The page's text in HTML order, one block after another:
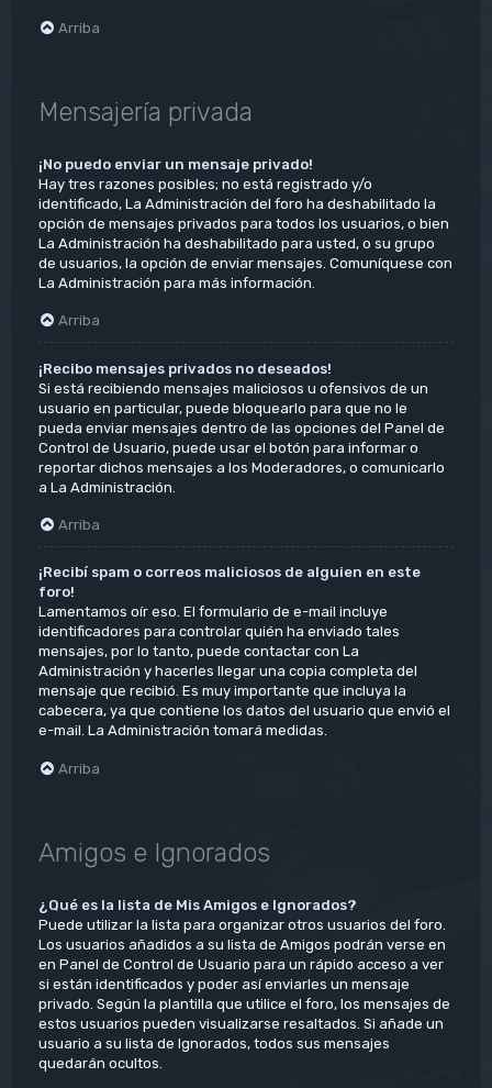
Arriba
Mensajería privada
¡No puedo enviar un mensaje privado!
Hay tres razones posibles; no está registrado y/o
identificado, La Administración del foro ha deshabilitado la
opción de mensajes privados para todos los usuarios, o bien
La Administración ha deshabilitado para usted, o su grupo
de usuarios, la opción de enviar mensajes. Comuníquese con
La Administración para más información.
Arriba
¡Recibo mensajes privados no deseados!
Si está recibiendo mensajes maliciosos u ofensivos de un
usuario en particular, puede bloquearlo para que no le
pueda enviar mensajes dentro de las opciones del Panel de
Control de Usuario, puede usar el botón para informar o
reportar dichos mensajes a los Moderadores, o comunicarlo
a La Administración.
Arriba
¡Recibí spam o correos maliciosos de alguien en este
foro!
Lamentamos oír eso. El formulario de e-mail incluye
identificadores para controlar quién ha enviado tales
mensajes, por lo tanto, puede contactar con La
Administración y hacerles llegar una copia completa del
mensaje que recibió. Es muy importante que incluya la
cabecera, ya que contiene los datos del usuario que envió el
e-mail. La Administración tomará medidas.
Arriba
Amigos e Ignorados
¿Qué es la lista de Mis Amigos e Ignorados?
Puede utilizar la lista para organizar otros usuarios del foro.
Los usuarios añadidos a su lista de Amigos podrán verse en
en Panel de Control de Usuario para un rápido acceso a ver
si están identificados y poder así enviarles un mensaje
privado. Según la plantilla que utilice el foro, los mensajes de
estos usuarios pueden visualizarse resaltados. Si añade un
usuario a su lista de Ignorados, todos sus mensajes
quedarán ocultos.